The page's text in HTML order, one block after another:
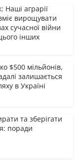
аграрії
вирощувати
сучасної війни
інших
$500 мільйонів,
залишається
в Україні
та зберігати
поради